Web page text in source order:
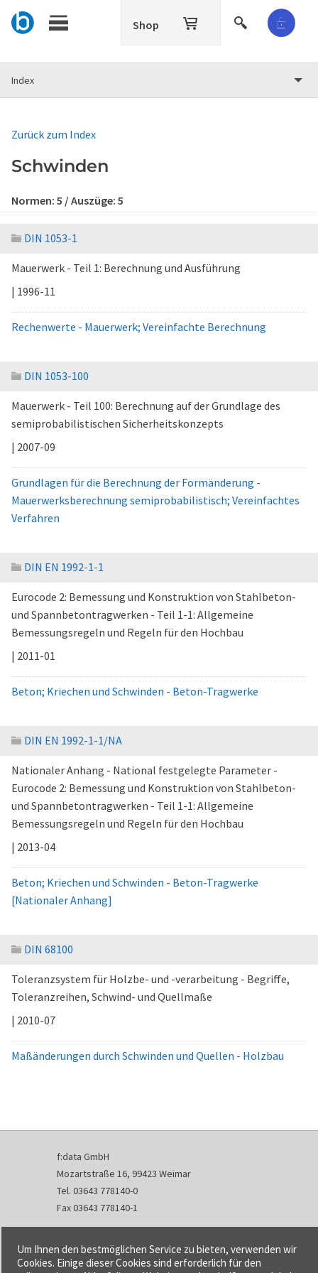
Shop
Index
Zurück zum Index
Schwinden
Normen: 5 / Auszüge: 5
DIN 1053-1
Mauerwerk - Teil 1: Berechnung und Ausführung
| 1996-11
Rechenwerte - Mauerwerk; Vereinfachte Berechnung
DIN 1053-100
Mauerwerk - Teil 100: Berechnung auf der Grundlage des
semiprobabilistischen Sicherheitskonzepts
| 2007-09
Grundlagen für die Berechnung der Formänderung -
Mauerwerksberechnung semiprobabilistisch; Vereinfachtes
Verfahren
DIN EN 1992-1-1
Eurocode 2: Bemessung und Konstruktion von Stahlbeton-
und Spannbetontragwerken - Teil 1-1: Allgemeine
Bemessungsregeln und Regeln für den Hochbau
| 2011-01
Beton; Kriechen und Schwinden - Beton-Tragwerke
DIN EN 1992-1-1/NA
Nationaler Anhang - National festgelegte Parameter -
Eurocode 2: Bemessung und Konstruktion von Stahlbeton-
und Spannbetontragwerken - Teil 1-1: Allgemeine
Bemessungsregeln und Regeln für den Hochbau
| 2013-04
Beton; Kriechen und Schwinden - Beton-Tragwerke
[Nationaler Anhang]
DIN 68100
Toleranzsystem für Holzbe- und -verarbeitung - Begriffe,
Toleranzreihen, Schwind- und Quellmaße
| 2010-07
Maßänderungen durch Schwinden und Quellen - Holzbau
f:data GmbH
Mozartstraße 16, 99423 Weimar
Tel. 03643 778140-0
Fax 03643 778140-1
info@fdata.de
Kontakt
Um Ihnen den bestmöglichen Service zu bieten, verwenden wir
Cookies. Einige dieser Cookies sind erforderlich für den